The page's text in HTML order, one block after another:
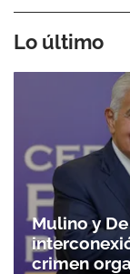
Lo último
Mulino y
crimen